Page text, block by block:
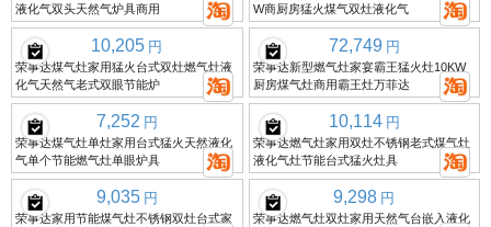
液化气双头天然气炉具商用
W商厨房猛火煤气双灶液化气
10,205 円
荣事达煤气灶家用猛火台式双灶燃气灶液
化气天然气老式双眼节能炉
72,749 円
荣事达新型燃气灶家宴霸王猛火灶10KW
厨房煤气灶商用霸王灶万菲达
7,252 円
荣事达煤气灶单灶家用台式猛火天然液化
气单个节能燃气灶单眼炉具
10,114 円
荣事达燃气灶家用双灶不锈钢老式煤气灶
液化气灶节能台式猛火灶具
9,035 円
荣事达家用节能煤气灶不锈钢双灶台式家
9,298 円
荣事达燃气灶双灶家用天然气台嵌入液化